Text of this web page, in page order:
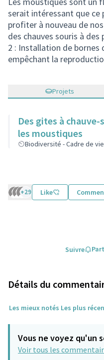
serait intéressant que
profiter à nouveau de
des chauves souris à
2 : Installation de
empêchant la
Projets
Des gites à
les moustiques
Biodiversité - Cadre de vie
+29 Like
Suivre
Détails du
Les mieux notés Les plus
Vous ne voyez qu'un
Voir tous les